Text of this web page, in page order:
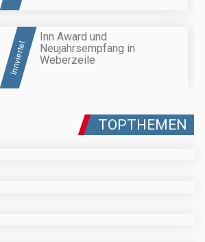
Innviertel
Inn Award und
Neujahrsempfang in
Weberzeile
TOPTHEMEN